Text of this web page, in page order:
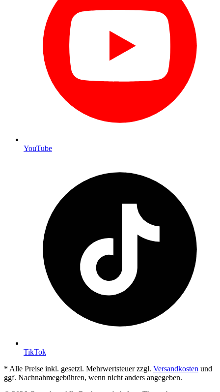
YouTube
TikTok
* Alle Preise inkl. gesetzl. Mehrwertsteuer zzgl. Versandkosten und
ggf. Nachnahmegebühren, wenn nicht anders angegeben.